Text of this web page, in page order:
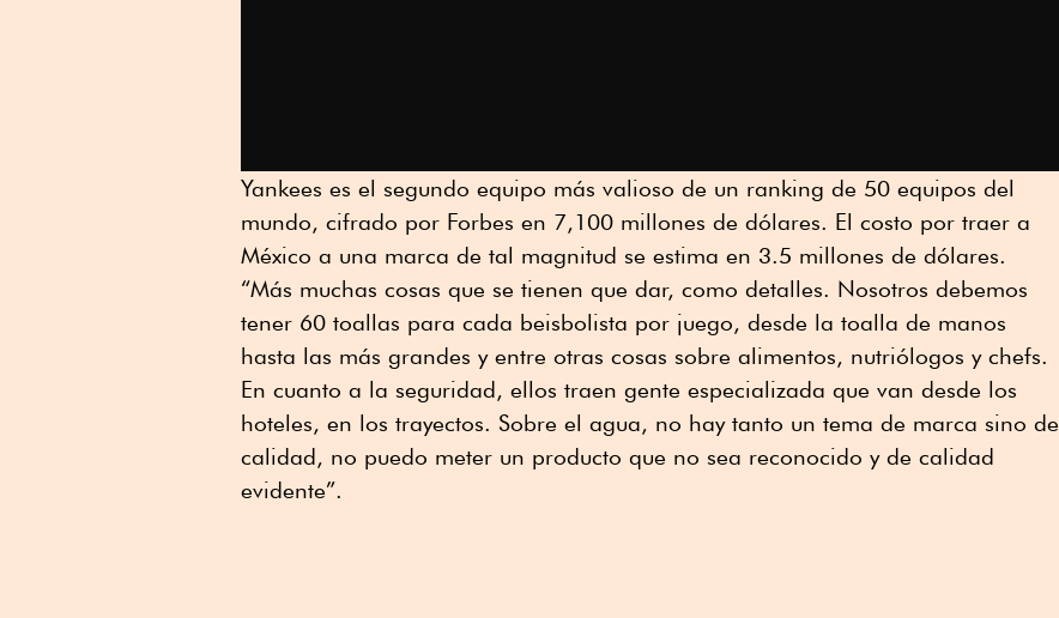
Yankees es el segundo equipo más valioso de un ranking de 50 equipos del
mundo, cifrado por Forbes en 7,100 millones de dólares. El costo por traer a
México a una marca de tal magnitud se estima en 3.5 millones de dólares.
“Más muchas cosas que se tienen que dar, como detalles. Nosotros debemos
tener 60 toallas para cada beisbolista por juego, desde la toalla de manos
hasta las más grandes y entre otras cosas sobre alimentos, nutriólogos y chefs.
En cuanto a la seguridad, ellos traen gente especializada que van desde los
hoteles, en los trayectos. Sobre el agua, no hay tanto un tema de marca sino de
calidad, no puedo meter un producto que no sea reconocido y de calidad
evidente”.